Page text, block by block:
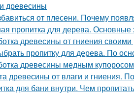
древесины
от плесени. Почему
пропитка для дерева. Основные
древесины от гниения
пропитку для дерева. По
древесины медным
древесины от влаги и гниения.
для бани внутри. Чем